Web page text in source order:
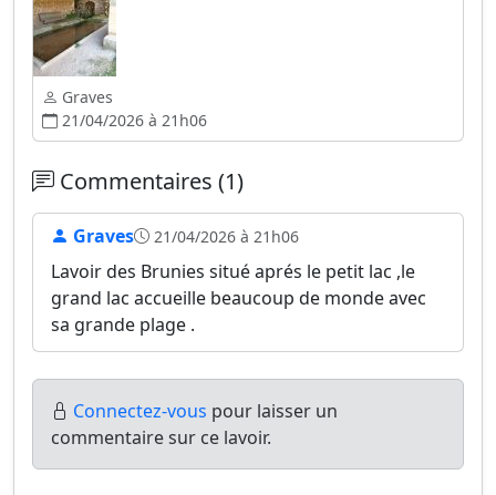
Graves
21/04/2026 à 21h06
Commentaires (1)
Graves 21/04/2026 à 21h06
Lavoir des Brunies situé aprés le petit lac ,le
grand lac accueille beaucoup de monde avec
sa grande plage .
Connectez-vous pour laisser un
commentaire sur ce lavoir.